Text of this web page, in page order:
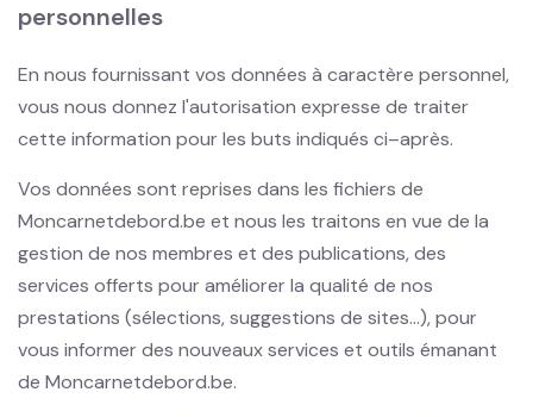
personnelles
En nous fournissant vos données à caractère personnel,
vous nous donnez l'autorisation expresse de traiter
cette information pour les buts indiqués ci–après.
Vos données sont reprises dans les fichiers de
Moncarnetdebord.be et nous les traitons en vue de la
gestion de nos membres et des publications, des
services offerts pour améliorer la qualité de nos
prestations (sélections, suggestions de sites...), pour
vous informer des nouveaux services et outils émanant
de Moncarnetdebord.be.